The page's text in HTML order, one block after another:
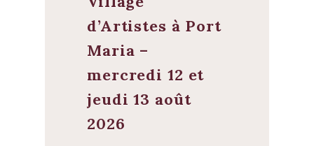
d’Artistes à Port
Maria –
mercredi 12 et
jeudi 13 août
2026